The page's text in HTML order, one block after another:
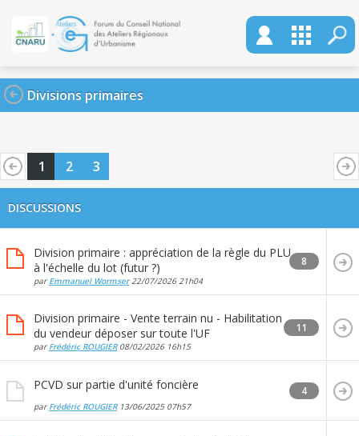
Divisions primaires
1 2 3
DISCUSSIONS
Division primaire : appréciation de la règle du PLU
à l'échelle du lot (futur ?)
par Emmanuel Wormser22/07/2026 21h04
8
Division primaire - Vente terrain nu - Habilitation
du vendeur déposer sur toute l'UF
par Frédéric ROUGIER08/02/2026 16h15
11
PCVD sur partie d'unité foncière
par Frédéric ROUGIER13/06/2025 07h57
4